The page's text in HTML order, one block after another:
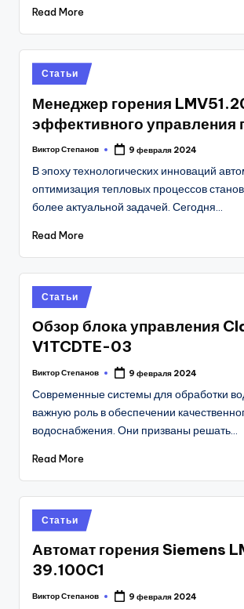
Read More
Posted
in
Статьи
Менеджер горения
эффективного управления
Posted
Виктор Степанов 9 февраля 2024
В эпоху технологических инноваций
оптимизация тепловых процессов
более актуальной задачей. Сегодня…
Read More
Posted
in
Статьи
Обзор блока управления
V1TCDTE-03
Posted
Виктор Степанов 9 февраля 2024
Современные системы для обработки
важную роль в обеспечении
водоснабжения. Они призваны решать…
Read More
Posted
in
Статьи
Автомат горения Siemens
39.100C1
Posted
Виктор Степанов 9 февраля 2024